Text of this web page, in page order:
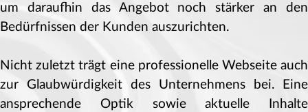
um daraufhin das Angebot noch stärker an den
Bedürfnissen der Kunden auszurichten.
Nicht zuletzt trägt eine professionelle Webseite auch
zur Glaubwürdigkeit des Unternehmens bei. Eine
ansprechende Optik sowie aktuelle Inhalte